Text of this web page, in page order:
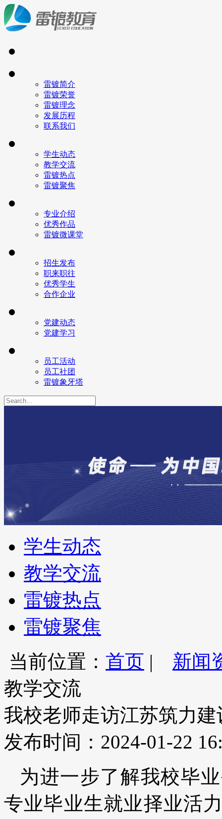
雷镀简介
雷镀荣誉
雷镀理念
发展历程
联系我们
学生动态
教学交流
雷镀热点
雷镀聚焦
专业介绍
优秀作品
雷镀微课堂
招生发布
职来职往
优秀学生
合作企业
党建动态
党建学习
员工活动
员工社团
雷镀象牙塔
学生动态
教学交流
雷镀热点
雷镀聚焦
当前位置： 首页 | 新闻
教学交流
我校老师走访江苏筑力
发布时间：2024-01-22
为进一步了解我校毕
专业毕业生就业择业活